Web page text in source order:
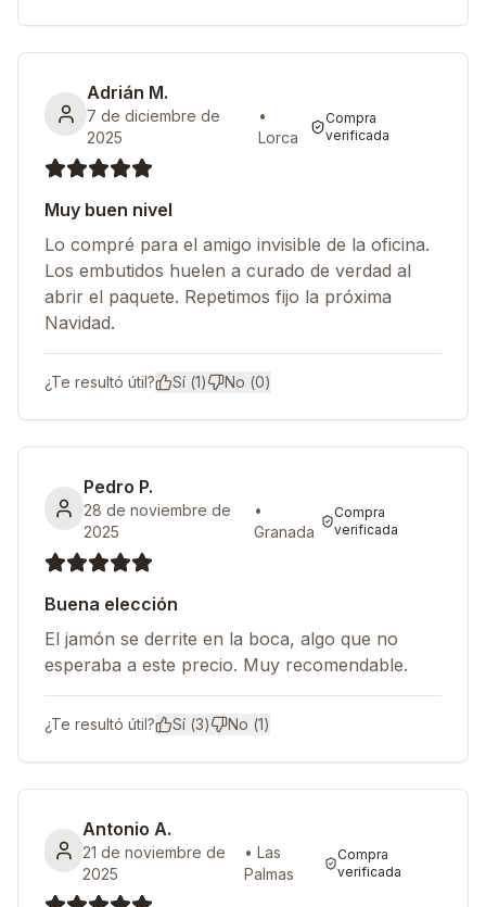
Adrián M.
7 de diciembre de
2025
•
Lorca
Compra
verificada
Muy buen nivel
Lo compré para el amigo invisible de la oficina.
Los embutidos huelen a curado de verdad al
abrir el paquete. Repetimos fijo la próxima
Navidad.
¿Te resultó útil? Sí (1) No (0)
Pedro P.
28 de noviembre de
2025
•
Granada
Compra
verificada
Buena elección
El jamón se derrite en la boca, algo que no
esperaba a este precio. Muy recomendable.
¿Te resultó útil? Sí (3) No (1)
Antonio A.
21 de noviembre de
2025
• Las
Palmas
Compra
verificada